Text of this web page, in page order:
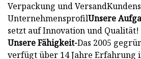
Verpackung und
UnternehmensprofilUnsere
setzt auf Innovation und Qualität!
Unsere Fähigkeit-Das 2005
verfügt über 14 Jahre Erfahrung